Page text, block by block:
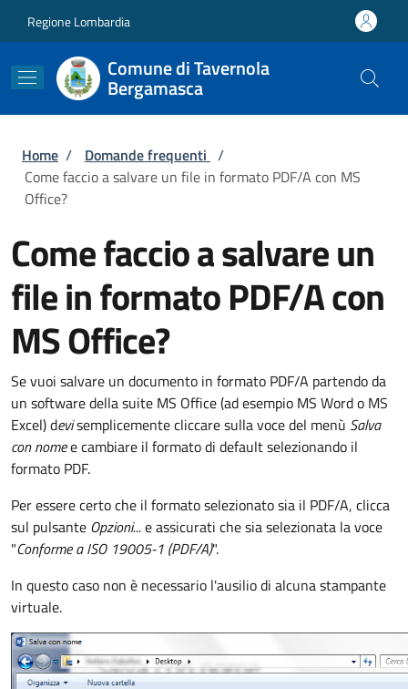
Regione Lombardia
Comune di Tavernola
Bergamasca
Briciole di pane
Home / Domande frequenti /
Come faccio a salvare un file in formato PDF/A con MS
Office?
Come faccio a salvare un
file in formato PDF/A con
MS Office?
Se vuoi salvare un documento in formato PDF/A partendo da
un software della suite MS Office (ad esempio MS Word o MS
Excel) devisemplicemente cliccare sulla voce del menù Salva
con nomee cambiare il formato di default selezionando il
formato PDF.
Per essere certo che il formato selezionato sia il PDF/A, clicca
sul pulsante Opzioni...e assicurati che sia selezionata la voce
"Conforme a ISO 19005-1 (PDF/A)".
In questo caso non è necessario l'ausilio di alcuna stampante
virtuale.